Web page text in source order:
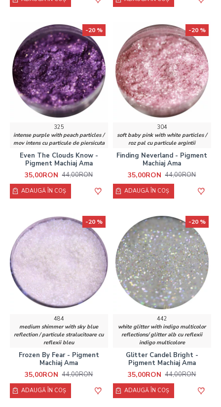
-20 %
325
intense purple with peach particles /
mov intens cu particule de piersicuta
Even The Clouds Know -
Pigment Machiaj Ama
35,00RON 44,00RON
ADAUGĂ ÎN COŞ
-20 %
304
soft baby pink with white particles /
roz pal cu particule argintii
Finding Neverland - Pigment
Machiaj Ama
35,00RON 44,00RON
ADAUGĂ ÎN COŞ
-20 %
484
medium shimmer with sky blue
reflection / particule stralucitoare cu
reflexii bleu
Frozen By Fear - Pigment
Machiaj Ama
35,00RON 44,00RON
ADAUGĂ ÎN COŞ
-20 %
442
white glitter with indigo multicolor
reflections/ glitter alb cu reflexii
indigo multicolore
Glitter Candel Bright -
Pigment Machiaj Ama
35,00RON 44,00RON
ADAUGĂ ÎN COŞ